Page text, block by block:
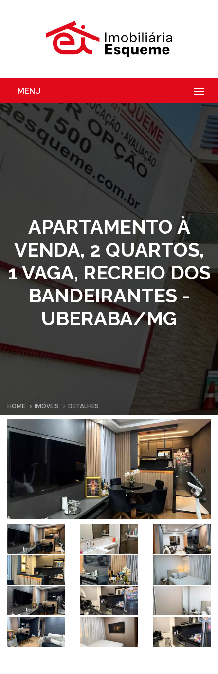
APARTAMENTO À
VENDA, 2 QUARTOS,
1 VAGA, RECREIO DOS
BANDEIRANTES -
UBERABA/MG
HOME IMÓVEIS DETALHES